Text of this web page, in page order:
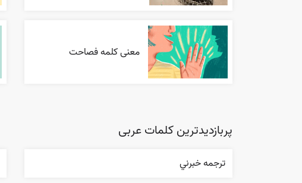
معنی کلمه فصاحت
پربازدیدترین کلمات عربی
ترجمه خبرني